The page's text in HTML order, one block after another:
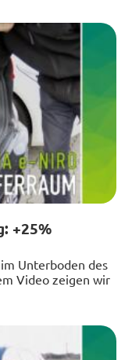
+25%
Unterboden des
Video zeigen wir